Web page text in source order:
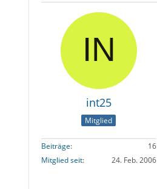
int25
Mitglied
Beiträge
16
Mitglied seit
24. Feb. 2006